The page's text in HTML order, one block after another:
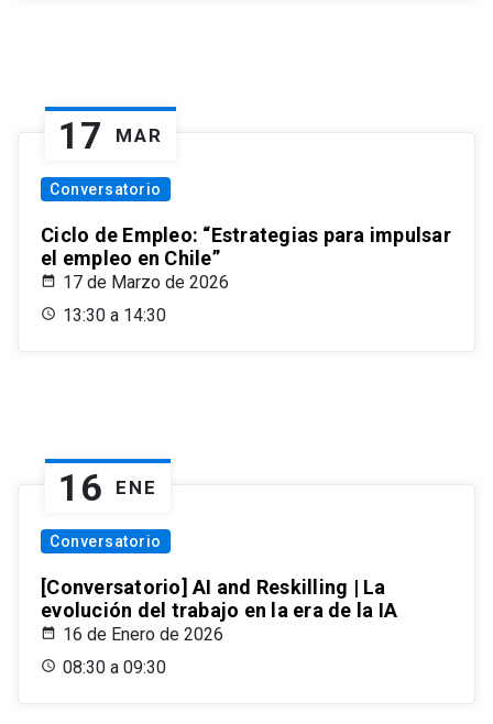
17 MAR
Conversatorio
Ciclo de Empleo: “Estrategias para impulsar
el empleo en Chile”
17 de Marzo de 2026
13:30 a 14:30
16 ENE
Conversatorio
[Conversatorio] AI and Reskilling | La
evolución del trabajo en la era de la IA
16 de Enero de 2026
08:30 a 09:30